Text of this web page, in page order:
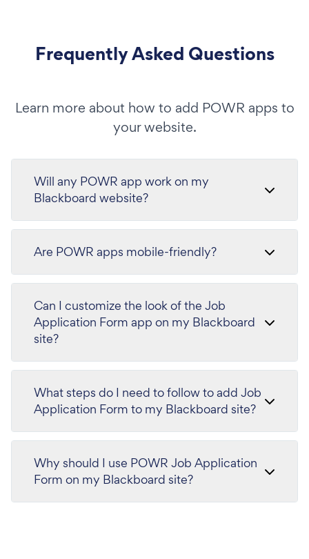
Frequently Asked Questions
Learn more about how to add POWR apps to
your website.
Will any POWR app work on my
Blackboard website?
Are POWR apps mobile-friendly?
Can I customize the look of the Job
Application Form app on my Blackboard
site?
What steps do I need to follow to add Job
Application Form to my Blackboard site?
Why should I use POWR Job Application
Form on my Blackboard site?